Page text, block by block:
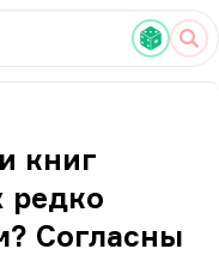
книг
редко
Согласны